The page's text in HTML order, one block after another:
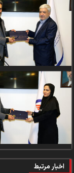
اخبار مرتبط